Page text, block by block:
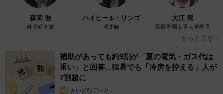
ことも必要でしょう。
カミングアウトしないことの影響として、自身の状態を隠
的なストレスになる可能性が高いでしょう。一方で一般的
な恋愛関係と同様に、関係性を自然に進展させることがで
きる可能性もあります。
森岡 浩
姓氏研究家
ハイヒール・リンゴ
漫才師
大江 篤
園田学園女子大学学長
もっと見る
補助があっても約9割が「夏の電気・ガス代は
重い」と回答…猛暑でも「冷房を控える」人が
7割超に
まいどなデータ